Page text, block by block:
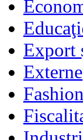
Export
Externe
Fashion